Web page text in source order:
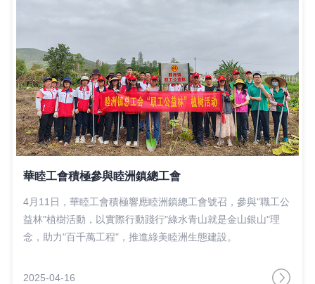
華睦工會積極參與睦洲鎮總工會
4月11日，華睦工會積極響應睦洲鎮總工會號召，參與"職工公
益林"植樹活動，以實際行動踐行"綠水青山就是金山銀山"理
念，助力"百千萬工程"，推進綠美睦洲生態建設。
2025-04-16